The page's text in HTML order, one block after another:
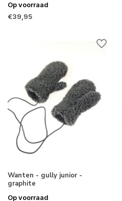
Op voorraad
€39,95
Wanten - gully junior -
graphite
Op voorraad